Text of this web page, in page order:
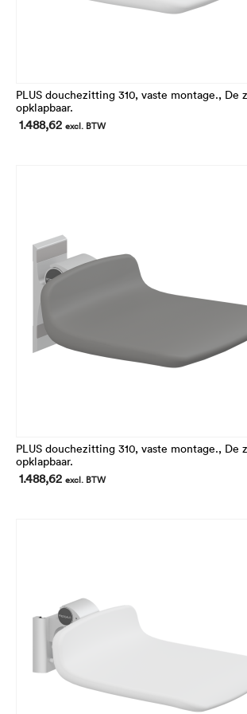
PLUS douchezitting 310, vaste montage., De
opklapbaar.
1.488,62 excl. BTW
PLUS douchezitting 310, vaste montage., De
opklapbaar.
1.488,62 excl. BTW